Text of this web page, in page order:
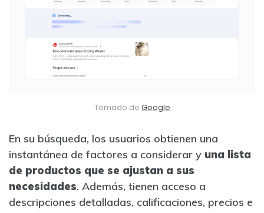
Tomado de Google
En su búsqueda, los usuarios obtienen una
instantánea de factores a considerar y una lista
de productos que se ajustan a sus
necesidades. Además, tienen acceso a
descripciones detalladas, calificaciones, precios e